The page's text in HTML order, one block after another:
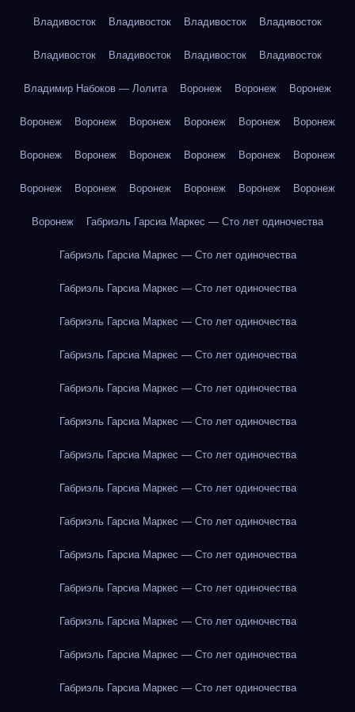
Владивосток Владивосток Владивосток Владивосток
Владивосток Владивосток Владивосток Владивосток
Владимир Набоков — Лолита Воронеж Воронеж Воронеж
Воронеж Воронеж Воронеж Воронеж Воронеж Воронеж
Воронеж Воронеж Воронеж Воронеж Воронеж Воронеж
Воронеж Воронеж Воронеж Воронеж Воронеж Воронеж
Воронеж Габриэль Гарсиа Маркес — Сто лет одиночества
Габриэль Гарсиа Маркес — Сто лет одиночества
Габриэль Гарсиа Маркес — Сто лет одиночества
Габриэль Гарсиа Маркес — Сто лет одиночества
Габриэль Гарсиа Маркес — Сто лет одиночества
Габриэль Гарсиа Маркес — Сто лет одиночества
Габриэль Гарсиа Маркес — Сто лет одиночества
Габриэль Гарсиа Маркес — Сто лет одиночества
Габриэль Гарсиа Маркес — Сто лет одиночества
Габриэль Гарсиа Маркес — Сто лет одиночества
Габриэль Гарсиа Маркес — Сто лет одиночества
Габриэль Гарсиа Маркес — Сто лет одиночества
Габриэль Гарсиа Маркес — Сто лет одиночества
Габриэль Гарсиа Маркес — Сто лет одиночества
Габриэль Гарсиа Маркес — Сто лет одиночества